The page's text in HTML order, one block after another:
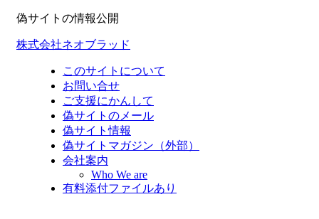
偽サイトの情報公開
株式会社ネオブラッド
このサイトについて
お問い合せ
ご支援にかんして
偽サイトのメール
偽サイト情報
偽サイトマガジン（外部）
会社案内
Who We are
有料添付ファイルあり